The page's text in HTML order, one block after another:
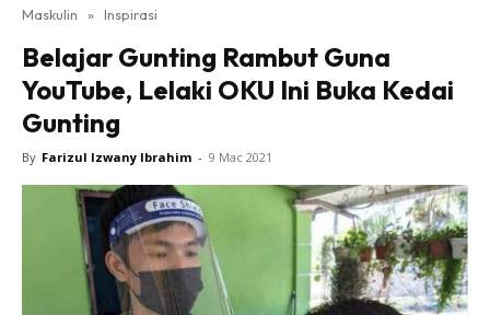
Maskulin » Inspirasi
Belajar Gunting Rambut Guna
YouTube, Lelaki OKU Ini Buka Kedai
Gunting
By Farizul Izwany Ibrahim - 9 Mac 2021